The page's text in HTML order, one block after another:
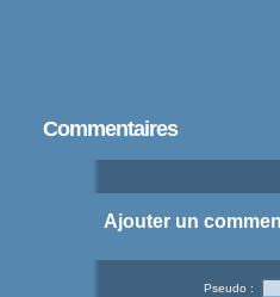
Commentaires
Ajouter un
Pseudo :